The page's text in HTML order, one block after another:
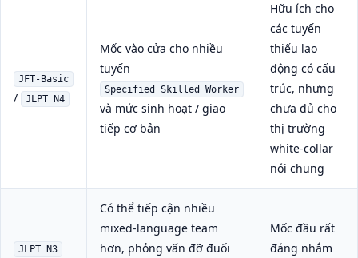
JFT-Basic
/ JLPT N4
Mốc vào cửa cho nhiều
tuyến
Specified Skilled Worker
và mức sinh hoạt / giao
tiếp cơ bản
Hữu ích cho
các tuyến
thiếu lao
động có cấu
trúc, nhưng
chưa đủ cho
thị trường
white-collar
nói chung
JLPT N3
Có thể tiếp cận nhiều
mixed-language team
hơn, phỏng vấn đỡ đuối
Mốc đầu rất
đáng nhắm